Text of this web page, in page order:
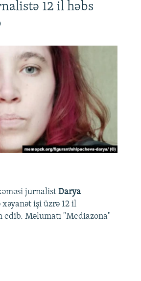
12 il həbs
jurnalist Darya
xəyanət işi üzrə 12 il
edib. Məlumatı "Mediazona"